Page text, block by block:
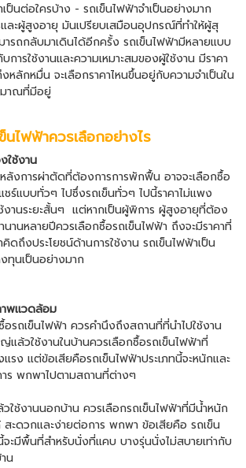
ต่อใครบ้าง - รถเข็นไฟฟ้าจำเป็นอย่างมาก
ละผู้สูงอายุ มันเปรียบเสมือนอุปกรณ์ที่ทำให้ผู้สุ
ารถกลับมาเดินได้อีกครั้ง รถเข็นไฟฟ้ามีหลายแบบ
การใช้งานและความเหมาะสมของผู้ใช้งาน มีราคา
ลักหมื่น จะเลือกราคาไหนขึ้นอยู่กับความจำเป็นใน
มาณที่มีอยู่
นไฟฟ้าควรเลือกอย่างไร
ใช้งาน
ลังการผ่าตัดที่ต้องการการพักฟื้น อาจจะเลือกซื้อ
ชร์แบบทั่วๆ ไปซึ่งรถเข็นทั่วๆ ไปนี้ราคาไม่แพง
ช้งานระยะสั้นๆ แต่หากเป็นผู้พิการ ผู้สูงอายุที่ต้อง
นานหลายปีควรเลือกซื้อรถเข็นไฟฟ้า ถึงจะมีราคาที่
ดถึงประโยชน์ด้านการใช้งาน รถเข็นไฟฟ้าเป็น
นเป็นอย่างมาก
พเเวดล้อม
อรถเข็นไฟฟ้า ควรคำนึงถึงสถานที่ที่นำไปใช้งาน
แล้วใช้งานในบ้านควรเลือกซื้อรถเข็นไฟฟ้าที่
แรง แต่ข้อเสียคือรถเข็นไฟฟ้าประเภทนี้จะหนักและ
ร พกพาไปตามสถานที่ต่างๆ
ใช้งานนอกบ้าน ควรเลือกรถเข็นไฟฟ้าที่มีน้ำหนัก
สะดวกและง่ายต่อการ พกพา ข้อเสียคือ รถเข็น
จะมีพื้นที่สำหรับนั่งที่แคบ บางรุ่นนั่งไม่สบายเท่ากับ
น